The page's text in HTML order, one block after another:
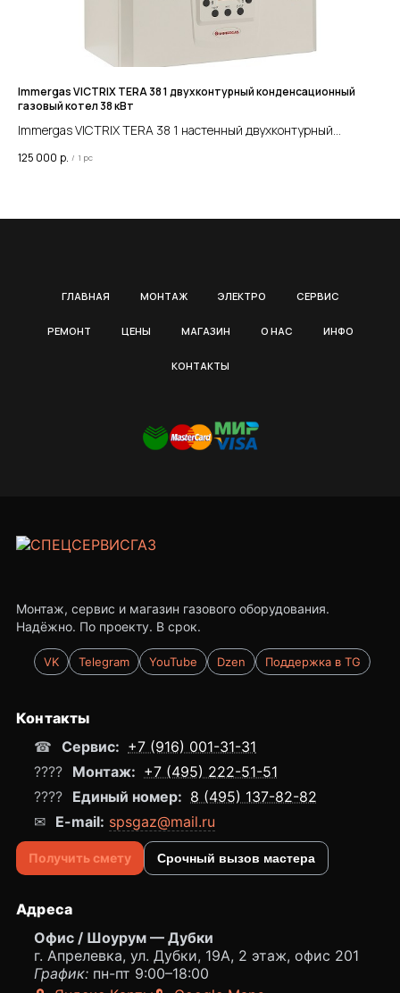
Immergas VICTRIX TERA 38 1 двухконтурный конденсационный
газовый котел 38 кВт
Immergas VICTRIX TERA 38 1 настенный двухконтурный
125 000 р. / 1 pc
ГЛАВНАЯ МОНТАЖ ЭЛЕКТРО СЕРВИС
РЕМОНТ ЦЕНЫ МАГАЗИН О НАС ИНФО
КОНТАКТЫ
Монтаж, сервис и магазин газового оборудования.
Надёжно. По проекту. В срок.
VK Telegram YouTube Dzen Поддержка в TG
Контакты
☎ Сервис: +7 (916) 001-31-31
???? Монтаж: +7 (495) 222-51-51
???? Единый номер: 8 (495) 137-82-82
✉ E-mail: spsgaz@mail.ru
Получить смету Срочный вызов мастера
Адреса
Офис / Шоурум — Дубки
г. Апрелевка, ул. Дубки, 19А, 2 этаж, офис 201
График: пн-пт 9:00–18:00